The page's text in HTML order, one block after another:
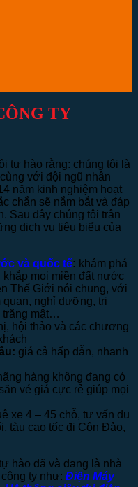
TY
tự hào rằng: chúng tôi là
với đội ngũ nhân
năm kinh nghiệm hoạt
chắn sẽ nắm bắt và đáp
Sau đây chúng tôi trân
dịch vụ tiêu biểu của
và quốc tế: khám phá
mọi miền đất nước
Thế Giới nói chung, với
quan, nghỉ dưỡng, trị
trăng mật…
hội thảo và các chương
giá cả hấp dẫn, nhanh
hàng không đang có
vé giá cực rẻ giúp mọi
xe 4 – 45 chỗ, tư vấn du
tàu cao tốc đi Côn Đảo,
hào đã và đang là nhà
ty như: Điện Máy